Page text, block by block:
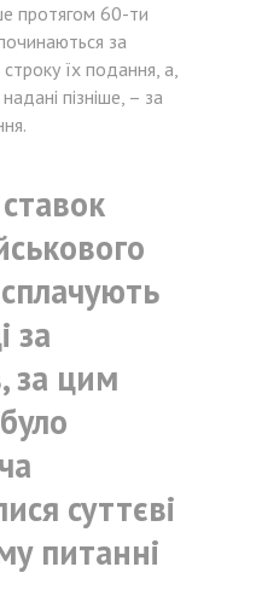
протягом 60-ти
за
їх подання, а,
пізніше, – за
за
за цим
суттєві
питанні